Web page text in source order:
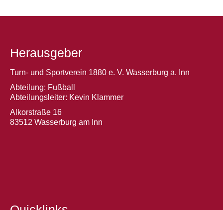
Herausgeber
Turn- und Sportverein 1880 e. V. Wasserburg a. Inn
Abteilung: Fußball
Abteilungsleiter: Kevin Klammer
Alkorstraße 16
83512 Wasserburg am Inn